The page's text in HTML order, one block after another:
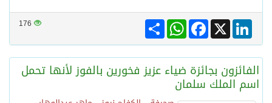
176 Share
WhatsAppFacebook X
LinkedIn
الفائزون بجائزة ضياء عزيز فخورين بالفوز لأنها تحمل
اسم الملك سلمان